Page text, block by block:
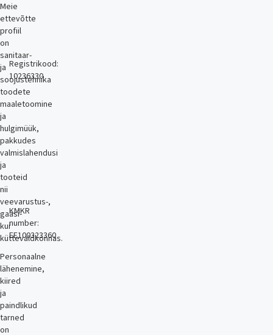
Meie
ettevõtte
profiil
on
sanitaar-
ja
soojustehnika
toodete
maaletoomine
ja
hulgimüük,
pakkudes
valmislahendusi
ja
tooteid
nii
veevarustus-,
gaasi-
kui
küttevaldkonnas.
Personaalne
lähenemine,
kiired
ja
paindlikud
tarned
on
Registrikood:
10236330
KMKR
number:
EE100323360